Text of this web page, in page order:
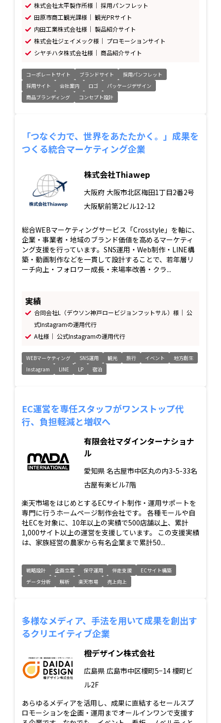
株式会社太平製作所様｜ 採用パンフレット
田原市商工観光課様｜ 観光PRサイト
内田工業株式会社様｜ 製品紹介サイト
株式会社ジェイメック様｜ プロモーションサイト
シヤチハタ株式会社様｜ 商品紹介サイト
コーポレートサイト ブランドサイト
採用パンフレット
採用サイト
会社案内 ロゴ
パッケージデザイン
商品ブランディング
コンセプト設計
「つなぐ力で、世界をあたたかく。」成果を
つくる統合マーケティング企業
株式会社Thiawep
大阪府 大阪市北区梅田1丁目2番2号
大阪駅前第2ビル12-12
総合WEBマーケティングサービス「Crosstyle」を軸に、
企業・事業者・地域のブランド価値を高めるマーケティ
ング支援を行っています。SNS運用・Web制作・LINE構
築・動画制作などを一貫して設計することで、若年層リ
ーチ向上・フォロワー成長・来場率改善・クラ...
実績
合同会社L（デウソン神戸ロービジョンフットサル）様｜ 公
式Instagramの運用代行
A社様｜ 公式Instagramの運用代行
WEBマーケティング SNS運用 観光 旅行 イベント
地方創生
Instagram
LINE LP 宿泊
EC運営を専任スタッフがワンストップ代
行、負担軽減と増収へ
有限会社マダインターナショナ
ル
愛知県 名古屋市中区丸の内3-5-33名
古屋有楽ビル7階
楽天市場をはじめとするECサイト制作・運用サポートを
専門に行うホームページ制作会社です。 各種モールや自
社ECを対象に、10年以上の実績で500店舗以上、累計
1,000サイト以上の運営を支援しています。 この支援実績
は、家族経営の農家から有名企業まで累計50...
戦略設計 企画立案 保守運用 伴走支援
ECサイト構築
データ分析
解析 楽天市場 売上向上
多様なメディア、手法を用いて成果を創出す
るクリエイティブ企業
橙デザイン株式会社
広島県 広島市中区榎町5−14 榎町ビ
ル2F
あらゆるメディアを活用し、成果に直結するセールスプ
ロモーションを企画・運用までオールインワンで支援す